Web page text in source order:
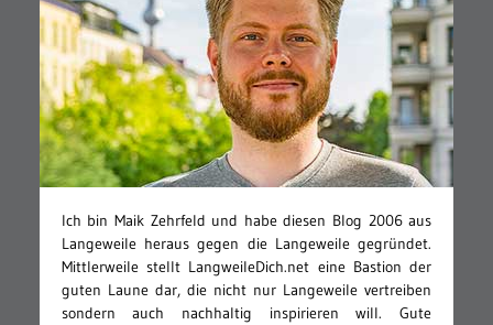
Ich bin Maik Zehrfeld und habe diesen Blog 2006 aus
Langeweile heraus gegen die Langeweile gegründet.
Mittlerweile stellt LangweileDich.net eine Bastion der
guten Laune dar, die nicht nur Langeweile vertreiben
sondern auch nachhaltig inspirieren will. Gute